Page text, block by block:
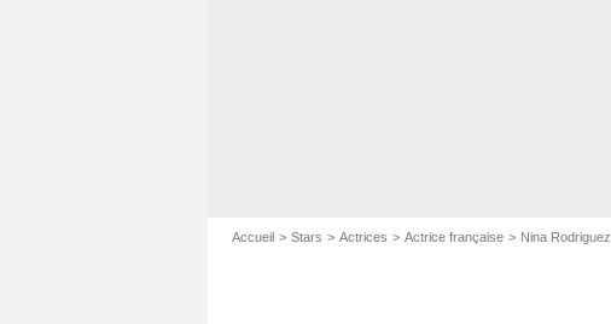
Accueil Stars Actrices Actrice française Nina Rodriguez